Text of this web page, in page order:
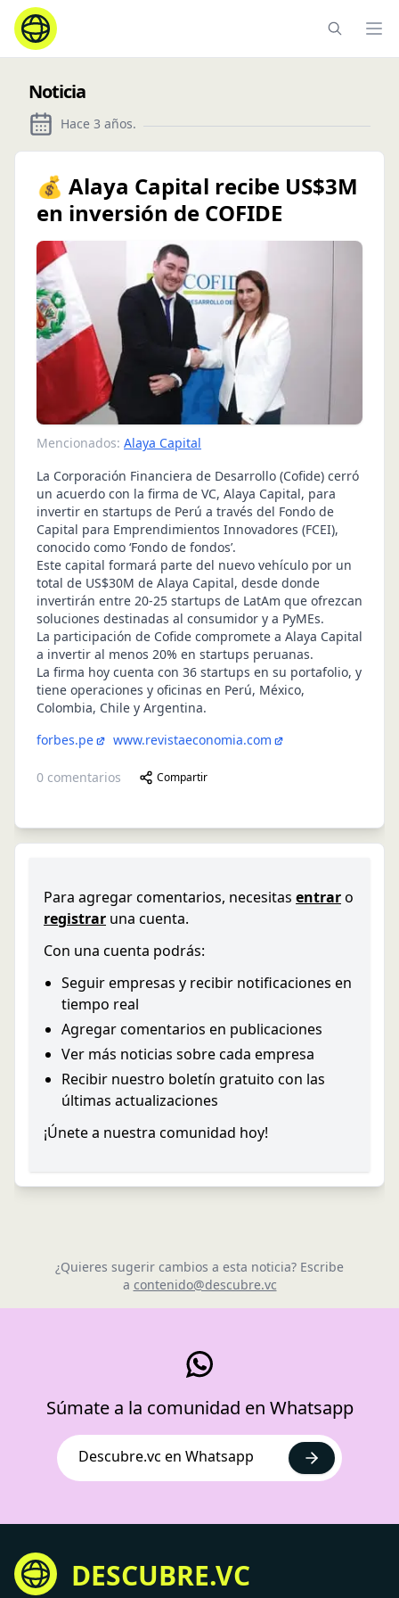
Noticia
Hace 3 años.
💰 Alaya Capital recibe US$3M
en inversión de COFIDE
Mencionados: Alaya Capital
La Corporación Financiera de Desarrollo (Cofide) cerró
un acuerdo con la firma de VC, Alaya Capital, para
invertir en startups de Perú a través del Fondo de
Capital para Emprendimientos Innovadores (FCEI),
conocido como ‘Fondo de fondos’.
Este capital formará parte del nuevo vehículo por un
total de US$30M de Alaya Capital, desde donde
invertirán entre 20-25 startups de LatAm que ofrezcan
soluciones destinadas al consumidor y a PyMEs.
La participación de Cofide compromete a Alaya Capital
a invertir al menos 20% en startups peruanas.
La firma hoy cuenta con 36 startups en su portafolio, y
tiene operaciones y oficinas en Perú, México,
Colombia, Chile y Argentina.
forbes.pe
www.revistaeconomia.com
0 comentarios Compartir
Para agregar comentarios, necesitas entraro
registrar una cuenta.
Con una cuenta podrás:
Seguir empresas y recibir notificaciones en
tiempo real
Agregar comentarios en publicaciones
Ver más noticias sobre cada empresa
Recibir nuestro boletín gratuito con las
últimas actualizaciones
¡Únete a nuestra comunidad hoy!
¿Quieres sugerir cambios a esta noticia? Escribe
a contenido@descubre.vc
Súmate a la comunidad en Whatsapp
Descubre.vc en Whatsapp
DESCUBRE.VC